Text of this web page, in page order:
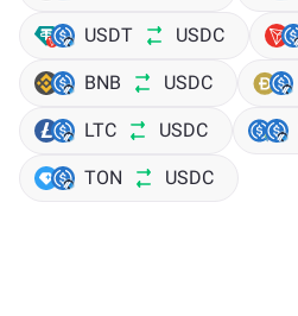
USDT USDC
BNB USDC
LTC USDC
TON USDC